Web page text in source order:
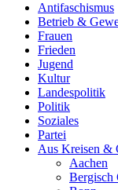
Antifaschismus
Betrieb &
Frauen
Frieden
Jugend
Kultur
Landespolitik
Politik
Soziales
Partei
Aus Kreisen &
Aachen
Bergisch